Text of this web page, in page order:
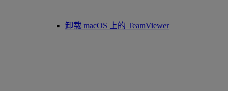
卸载 macOS 上的 TeamViewer